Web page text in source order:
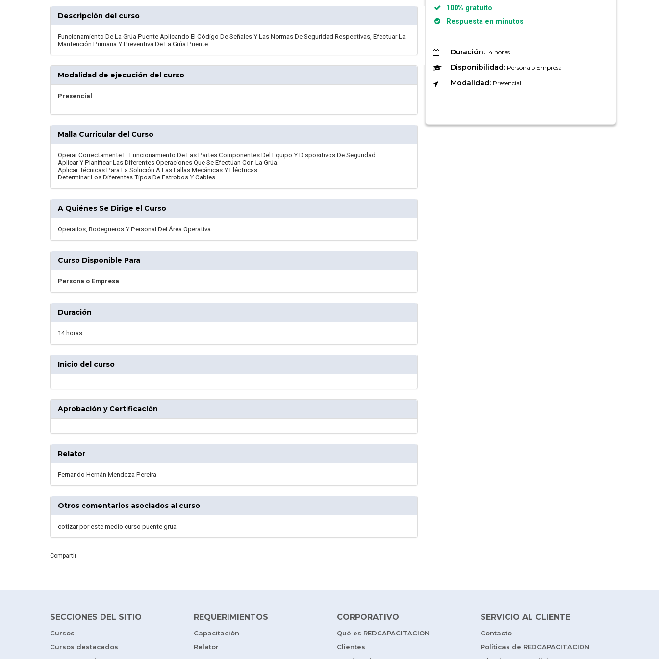
100% gratuito
Respuesta en minutos
Duración: 14 horas
Disponibilidad: Persona o Empresa
Modalidad: Presencial
Descripción del curso
Funcionamiento De La Grúa Puente Aplicando El Código De Señales Y Las Normas De Seguridad Respectivas, Efectuar La
Mantención Primaria Y Preventiva De La Grúa Puente.
Modalidad de ejecución del curso
Presencial
Malla Curricular del Curso
Operar Correctamente El Funcionamiento De Las Partes Componentes Del Equipo Y Dispositivos De Seguridad.
Aplicar Y Planificar Las Diferentes Operaciones Que Se Efectúan Con La Grúa.
Aplicar Técnicas Para La Solución A Las Fallas Mecánicas Y Eléctricas.
Determinar Los Diferentes Tipos De Estrobos Y Cables.
A Quiénes Se Dirige el Curso
Operarios, Bodegueros Y Personal Del Área Operativa.
Curso Disponible Para
Persona o Empresa
Duración
14 horas
Inicio del curso
Aprobación y Certificación
Relator
Fernando Hernán Mendoza Pereira
Otros comentarios asociados al curso
cotizar por este medio curso puente grua
Compartir
SECCIONES DEL SITIO
Cursos
Cursos destacados
REQUERIMIENTOS
Capacitación
Relator
CORPORATIVO
Qué es REDCAPACITACION
Clientes
SERVICIO AL CLIENTE
Contacto
Políticas de REDCAPACITACION